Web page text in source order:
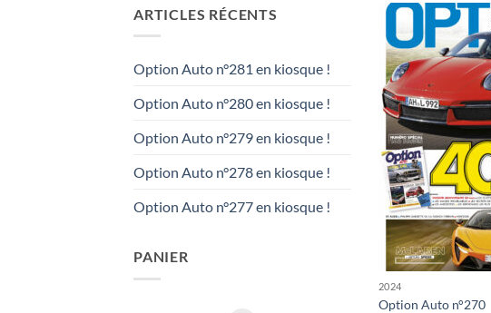
ARTICLES RÉCENTS
Option Auto n°281 en kiosque !
Option Auto n°280 en kiosque !
Option Auto n°279 en kiosque !
Option Auto n°278 en kiosque !
Option Auto n°277 en kiosque !
PANIER
2024
Option Auto n°270